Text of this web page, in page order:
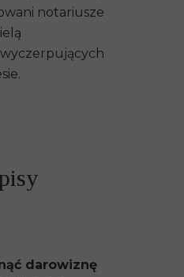
darowiznę
notariusze